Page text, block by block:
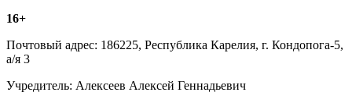
16+
Почтовый адрес: 186225, Республика Карелия, г. Кондопога-5,
а/я 3
Учредитель: Алексеев Алексей Геннадьевич